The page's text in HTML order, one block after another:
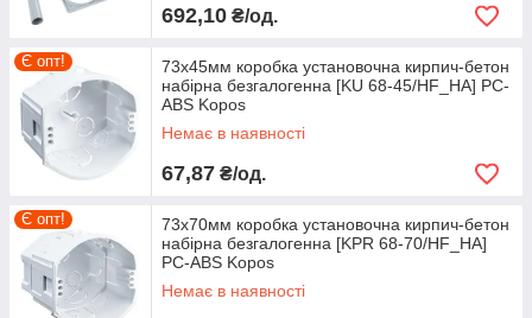
692,10 ₴/од.
Є опт!
73х45мм коробка установочна кирпич-бетон
набірна безгалогенна [KU 68-45/HF_HA] PC-
ABS Kopos
Немає в наявності
67,87 ₴/од.
Є опт!
73х70мм коробка установочна кирпич-бетон
набірна безгалогенна [KPR 68-70/HF_HA]
PC-ABS Kopos
Немає в наявності